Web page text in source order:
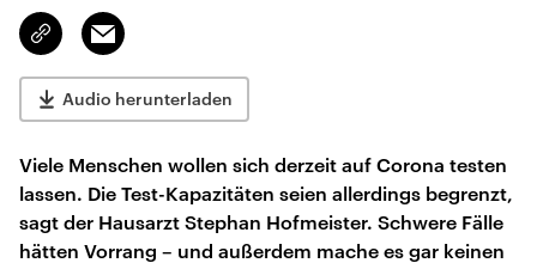
Link
kopieren/teilen
Email
Audio herunterladen
Viele Menschen wollen sich derzeit auf Corona testen
lassen. Die Test-Kapazitäten seien allerdings begrenzt,
sagt der Hausarzt Stephan Hofmeister. Schwere Fälle
hätten Vorrang – und außerdem mache es gar keinen